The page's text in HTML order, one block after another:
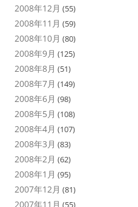
2008年12月 (55)
2008年11月 (59)
2008年10月 (80)
2008年9月 (125)
2008年8月 (51)
2008年7月 (149)
2008年6月 (98)
2008年5月 (108)
2008年4月 (107)
2008年3月 (83)
2008年2月 (62)
2008年1月 (95)
2007年12月 (81)
2007年11月 (55)